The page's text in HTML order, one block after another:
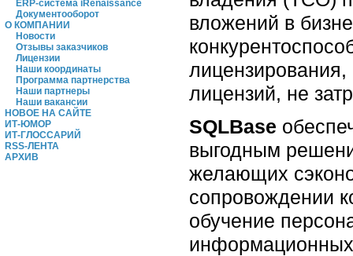
ERP-система iRenaissance
Документооборот
О КОМПАНИИ
Новости
Отзывы заказчиков
Лицензии
Наши координаты
Программа партнерства
Наши партнеры
Наши вакансии
НОВОЕ НА САЙТЕ
ИТ-ЮМОР
ИТ-ГЛОССАРИЙ
RSS-ЛЕНТА
АРХИВ
вложений в
лицензирования,
лицензий, не
SQLBase
выгодным
желающих
сопровождении
обучение